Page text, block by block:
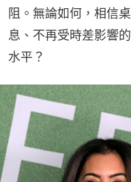
阻。無論如何，相信
息、不再受時差影響
水平？